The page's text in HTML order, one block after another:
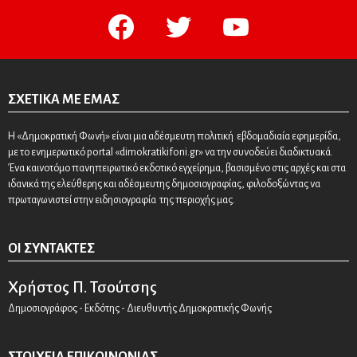
facebook twitter youtube
ΣΧΕΤΙΚΆ ΜΕ ΕΜΆΣ
Η «Δημοκρατική Φωνή» είναι μια αδέσμευτη πολιτική εβδομαδιαία εφημερίδα,
με το ενημερωτικό portal «dimokratikifoni.gr» να την συνοδεύει διαδικτυακά.
Ένα καινοτόμο πανηπειρωτικό εκδοτικό εγχείρημα, βασισμένο στις αρχές και στα
ιδανικά της ελεύθερης και αδέσμευτης δημοσιογραφίας, φιλοδοξώντας να
πρωταγωνιστεί στην ειδησιογραφία της περιοχής μας.
ΟΙ ΣΥΝΤΆΚΤΕΣ
Χρήστος Π. Τσούτσης
Δημοσιογράφος - Εκδότης - Διευθυντής Δημοκρατικής Φωνής